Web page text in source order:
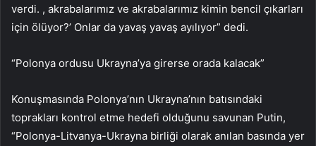
verdi. , akrabalarımız ve akrabalarımız kimin bencil çıkarları
için ölüyor?’ Onlar da yavaş yavaş ayılıyor” dedi.
“Polonya ordusu Ukrayna’ya girerse orada kalacak”
Konuşmasında Polonya’nın Ukrayna’nın batısındaki
toprakları kontrol etme hedefi olduğunu savunan Putin,
“Polonya-Litvanya-Ukrayna birliği olarak anılan basında yer